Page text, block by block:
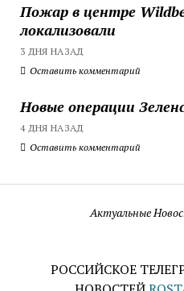
Пожар в центре
локализовали
3 ДНЯ НАЗАД
Оставить комментарий
Новые операции
4 ДНЯ НАЗАД
Оставить комментарий
Актуальные
РОССИЙСКОЕ